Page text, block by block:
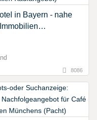
in Bayern - nahe
8086